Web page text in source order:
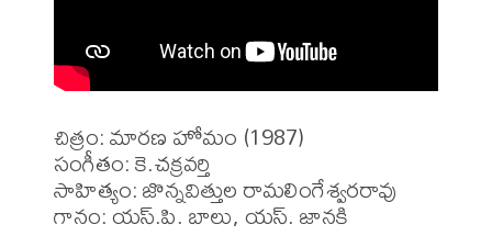
చిత్రం: మారణ హోమం (1987)
సంగీతం: కె.చక్రవర్తి
సాహిత్యం: జొన్నవిత్తుల రామలింగేశ్వరరావు
గానం: యస్.పి. బాలు, యస్. జానకి